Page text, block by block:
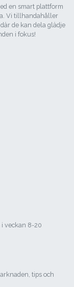
en smart plattform
Vi tillhandahåller
de kan dela glädje
i fokus!
veckan 8-20
tips och